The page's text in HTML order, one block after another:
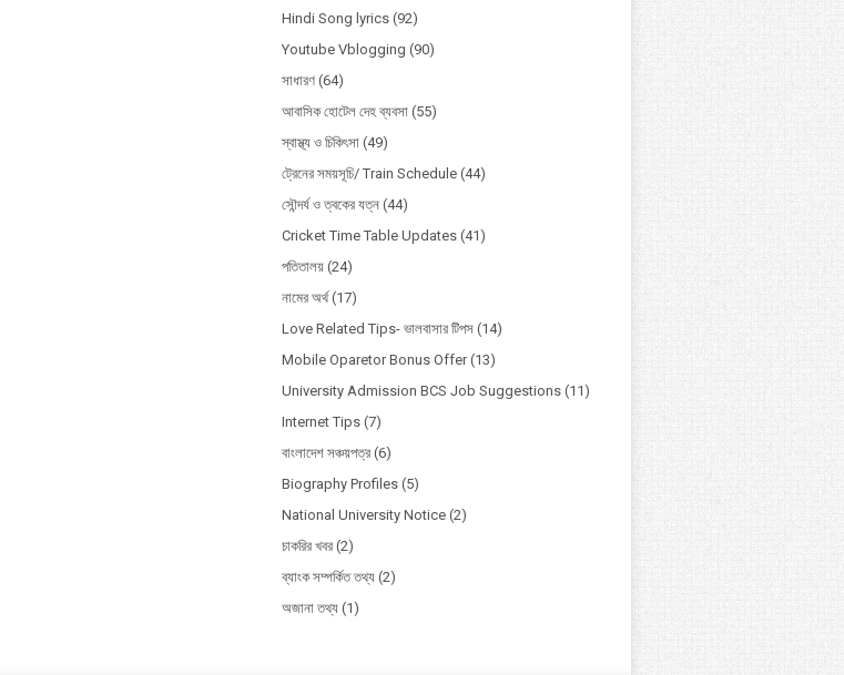
Hindi Song lyrics (92)
Youtube Vblogging (90)
সাধারণ (64)
আবাসিক হোটেল দেহ ব্যবসা (55)
স্বাস্থ্য ও চিকিৎসা (49)
ট্রেনের সময়সূচি/ Train Schedule (44)
সৌন্দর্য ও ত্বকের যত্ন (44)
Cricket Time Table Updates (41)
পতিতালয় (24)
নামের অর্থ (17)
Love Related Tips- ভালবাসার টিপস (14)
Mobile Oparetor Bonus Offer (13)
University Admission BCS Job Suggestions (11)
Internet Tips (7)
বাংলাদেশ সঞ্চয়পত্র (6)
Biography Profiles (5)
National University Notice (2)
চাকরির খবর (2)
ব্যাংক সম্পর্কিত তথ্য (2)
অজানা তথ্য (1)